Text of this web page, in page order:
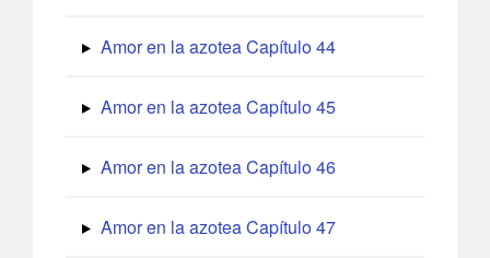
Amor en la azotea Capítulo 44
Amor en la azotea Capítulo 45
Amor en la azotea Capítulo 46
Amor en la azotea Capítulo 47